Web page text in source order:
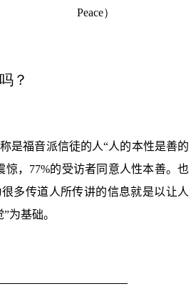
Peace）
？
是福音派信徒的人“人的本性是善的
， 77%的受访者同意人性本善。也
多传道人所传讲的信息就是以让人
为基础。